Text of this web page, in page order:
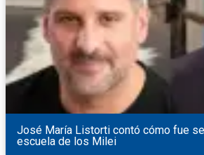
José María Listorti contó cómo fue
escuela de los Milei